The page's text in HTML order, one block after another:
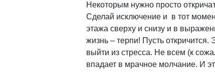
Некоторым нужно просто
Сделай исключение и в тот
этажа сверху и снизу и в
жизнь – терпи! Пусть
выйти из стресса. Не всем (к
впадает в мрачное молчание. И